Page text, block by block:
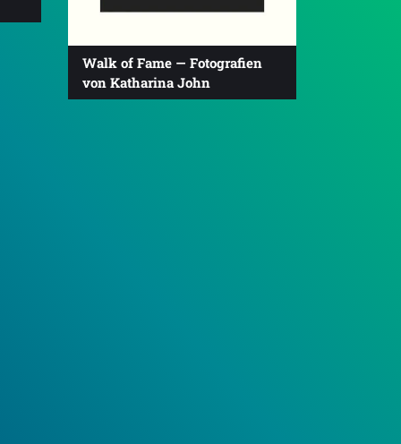
Walk of Fame — Fotografien
von Katharina John